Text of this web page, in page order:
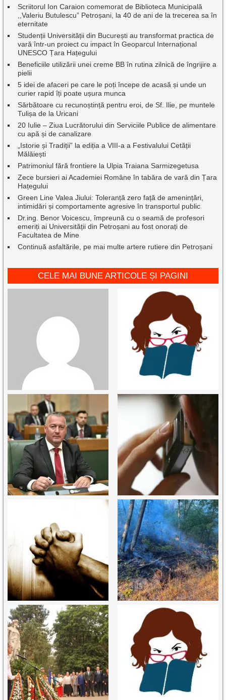
Scriitorul Ion Caraion comemorat de Biblioteca Municipală
,,Valeriu Butulescu” Petroșani, la 40 de ani de la trecerea sa în
eternitate
Studenții Universității din București au transformat practica de
vară într-un proiect cu impact în Geoparcul Internațional
UNESCO Țara Hațegului
Beneficiile utilizării unei creme BB în rutina zilnică de îngrijire a
pielii
5 idei de afaceri pe care le poți începe de acasă și unde un
curier rapid îți poate ușura munca
Sărbătoare cu recunoștință pentru eroi, de Sf. Ilie, pe muntele
Tulișa de la Uricani
20 Iulie – Ziua Lucrătorului din Serviciile Publice de alimentare
cu apă și de canalizare
„Istorie și Tradiții” la ediția a VIII-a a Festivalului Cetății
Mălăiești
Patrimoniul fără frontiere la Ulpia Traiana Sarmizegetusa
Zece bursieri ai Academiei Române în tabăra de vară din Țara
Hațegului
Green Line Valea Jiului: Toleranță zero față de amenințări,
intimidări și comportamente agresive în transportul public
Dr.ing. Benor Voicescu, împreună cu o seamă de profesori
emeriți ai Universității din Petroșani au fost onorați de
Facultatea de Mine
Continuă asfaltările, pe mai multe artere rutiere din Petroșani
CELE MAI BUNE ARTICOLE ȘI PAGINI